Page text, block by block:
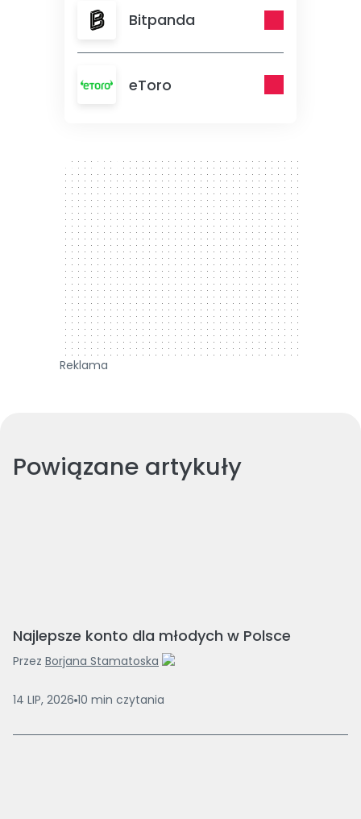
Bitpanda
eToro
300 x 250
Reklama
Powiązane artykuły
Najlepsze konto dla młodych w Polsce
Przez Borjana Stamatoska
14 LIP, 2026 10 min czytania